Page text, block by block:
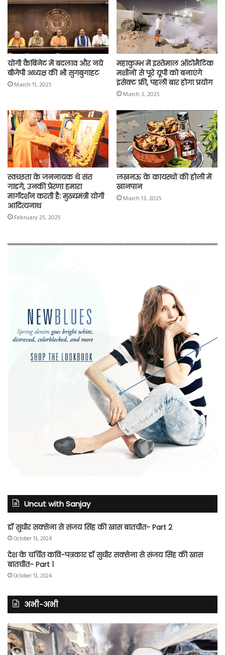
o
k
p
p
r
a
m
n
योगी कैबिनेट में बदलाव और नये
बीजेपी अध्यक्ष की भी सुगबुगाहट
March 11, 2025
महाकुम्भ में इस्तेमाल ऑटोमैटिक
मशीनों से पूरे यूपी को बनाएंगे
इंसेक्ट फ्री, पहली बार होगा प्रयोग
March 3, 2025
स्वच्छता के जननायक थे संत
गाडगे, उनकी प्रेरणा हमारा
मार्गदर्शन करती है: मुख्यमंत्री योगी
आदित्यनाथ
February 25, 2025
लखनऊ के कायस्थों की होली में
खानपान
March 13, 2025
Uncut with Sanjay
डॉ सुधीर सक्सेना से संजय सिंह की खास बातचीत- Part 2
October 13, 2024
देश के चर्चित कवि-पत्रकार डॉ सुधीर सक्सेना से संजय सिंह की खास
बातचीत- Part 1
October 13, 2024
अभी-अभी